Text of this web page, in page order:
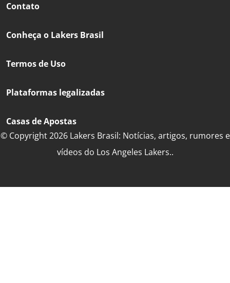
Contato
Conheça o Lakers Brasil
Termos de Uso
Plataformas legalizadas
Casas de Apostas
© Copyright 2026 Lakers Brasil: Notícias, artigos, rumores e
vídeos do Los Angeles Lakers..